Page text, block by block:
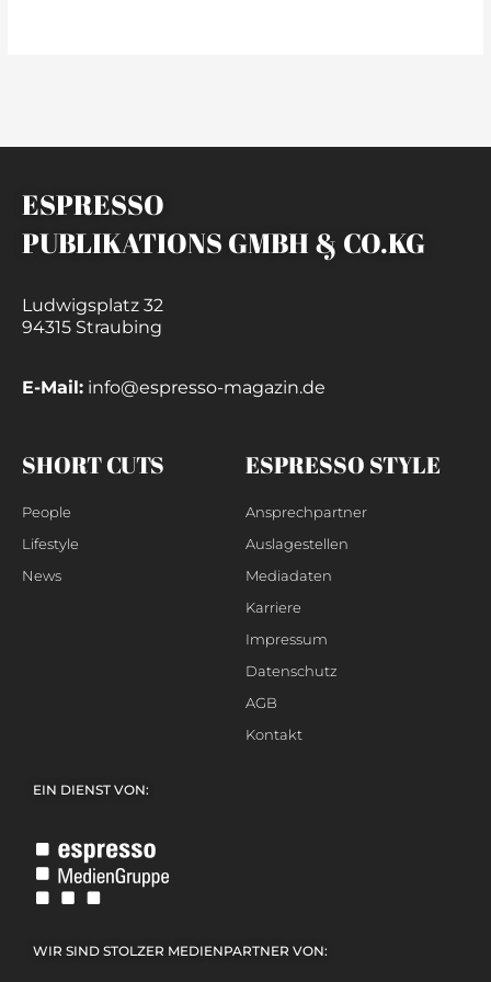
ESPRESSO
PUBLIKATIONS GMBH & CO.KG
Ludwigsplatz 32
94315 Straubing
E-Mail: info@espresso-magazin.de
SHORT CUTS
People
Lifestyle
News
ESPRESSO STYLE
Ansprechpartner
Auslagestellen
Mediadaten
Karriere
Impressum
Datenschutz
AGB
Kontakt
EIN DIENST VON:
WIR SIND STOLZER MEDIENPARTNER VON: